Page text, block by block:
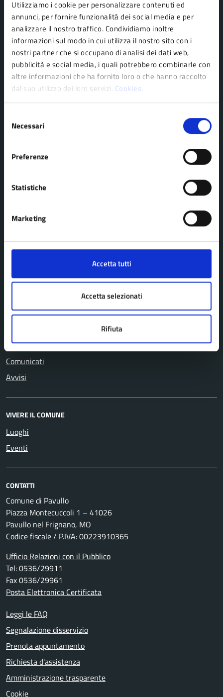
Utilizziamo i cookie per personalizzare contenuti ed
annunci, per fornire funzionalità dei social media e per
analizzare il nostro traffico. Condividiamo inoltre
informazioni sul modo in cui utilizza il nostro sito con i
nostri partner che si occupano di analisi dei dati web,
pubblicità e social media, i quali potrebbero combinarle con
altre informazioni che ha fornito loro o che hanno raccolto
dal suo utilizzo dei loro servizi. Cookies.
delNecessari
Preferenze
Statistiche
Marketing
Accetta tutti
Accetta selezionati
Rifiuta
AMMINISTRAZIONE
Organi di governo
Personale amministrativo
Politici
Enti e fondazioni
Uffici
Agricoltura e pesca
Autorizzazioni
Catasto e urbanistica
Educazione e formazione
Giustizia e sicurezza pubblica
Imprese e commercio
contravvenzioni
Turismo
Notizie
Comunicati
Avvisi
VIVERE IL COMUNE
Luoghi
Eventi
CONTATTI
Comune di Pavullo
Piazza Montecuccoli 1 – 41026
Pavullo nel Frignano, MO
Codice fiscale / P.IVA: 00223910365
Ufficio Relazioni con il Pubblico
Tel: 0536/29911
Fax 0536/29961
Posta Elettronica Certificata
Leggi le FAQ
Segnalazione disservizio
Prenota appuntamento
Richiesta d'assistenza
Amministrazione trasparente
Cookie